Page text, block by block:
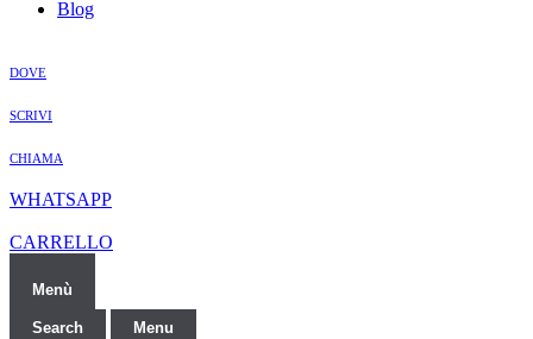
Blog
DOVE
SCRIVI
CHIAMA
WHATSAPP
CARRELLO
Menù
Search Menu